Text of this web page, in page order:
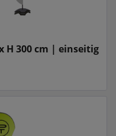
H 300 cm | einseitig